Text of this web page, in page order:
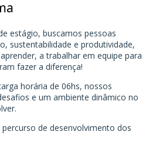
estágio, buscamos pessoas
sustentabilidade e produtividade,
a trabalhar em equipe para
fazer a diferença!
horária de 06hs, nossos
e um ambiente dinâmico no
de desenvolvimento dos